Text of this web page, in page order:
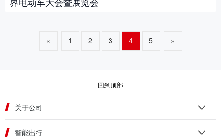
« 1 2 3 4 5 »
回到顶部
关于公司
智能出行